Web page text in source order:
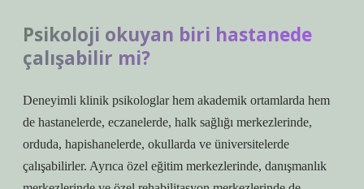
Psikoloji okuyan biri hastanede
çalışabilir mi?
Deneyimli klinik psikologlar hem akademik ortamlarda hem
de hastanelerde, eczanelerde, halk sağlığı merkezlerinde,
orduda, hapishanelerde, okullarda ve üniversitelerde
çalışabilirler. Ayrıca özel eğitim merkezlerinde, danışmanlık